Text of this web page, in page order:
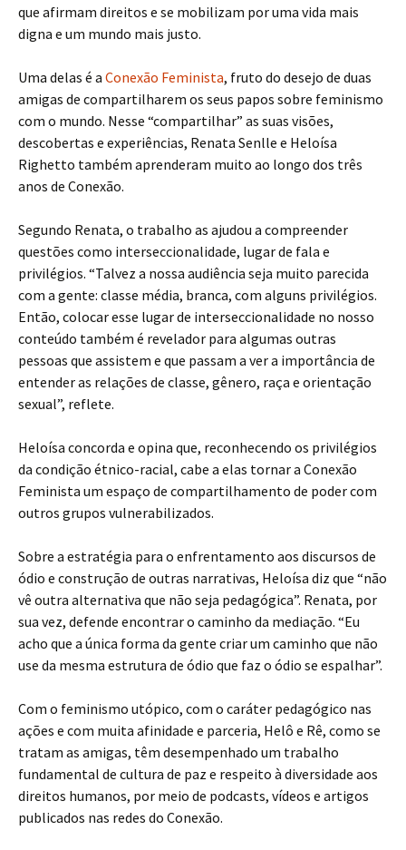
que afirmam direitos e se mobilizam por uma vida mais
digna e um mundo mais justo.
Uma delas é a Conexão Feminista, fruto do desejo de duas
amigas de compartilharem os seus papos sobre feminismo
com o mundo. Nesse “compartilhar” as suas visões,
descobertas e experiências, Renata Senlle e Heloísa
Righetto também aprenderam muito ao longo dos três
anos de Conexão.
Segundo Renata, o trabalho as ajudou a compreender
questões como interseccionalidade, lugar de fala e
privilégios. “Talvez a nossa audiência seja muito parecida
com a gente: classe média, branca, com alguns privilégios.
Então, colocar esse lugar de interseccionalidade no nosso
conteúdo também é revelador para algumas outras
pessoas que assistem e que passam a ver a importância de
entender as relações de classe, gênero, raça e orientação
sexual”, reflete.
Heloísa concorda e opina que, reconhecendo os privilégios
da condição étnico-racial, cabe a elas tornar a Conexão
Feminista um espaço de compartilhamento de poder com
outros grupos vulnerabilizados.
Sobre a estratégia para o enfrentamento aos discursos de
ódio e construção de outras narrativas, Heloísa diz que “não
vê outra alternativa que não seja pedagógica”. Renata, por
sua vez, defende encontrar o caminho da mediação. “Eu
acho que a única forma da gente criar um caminho que não
use da mesma estrutura de ódio que faz o ódio se espalhar”.
Com o feminismo utópico, com o caráter pedagógico nas
ações e com muita afinidade e parceria, Helô e Rê, como se
tratam as amigas, têm desempenhado um trabalho
fundamental de cultura de paz e respeito à diversidade aos
direitos humanos, por meio de podcasts, vídeos e artigos
publicados nas redes do Conexão.